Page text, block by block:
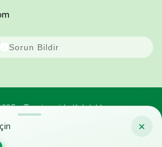
×
Sorun Bildir
- Tavsiyemiz'e Kulak Ver